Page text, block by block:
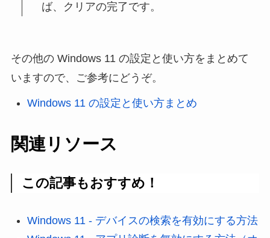
ば、クリアの完了です。
その他の Windows 11 の設定と使い方をまとめて
いますので、ご参考にどうぞ。
Windows 11 の設定と使い方まとめ
関連リソース
この記事もおすすめ！
Windows 11 - デバイスの検索を有効にする方法